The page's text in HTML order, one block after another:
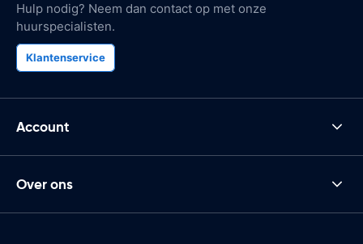
Hulp nodig? Neem dan contact op met onze
huurspecialisten.
Klantenservice
Account
Over ons